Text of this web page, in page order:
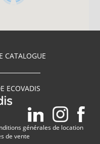
CATALOGUE
ECOVADIS
générales de location
de vente